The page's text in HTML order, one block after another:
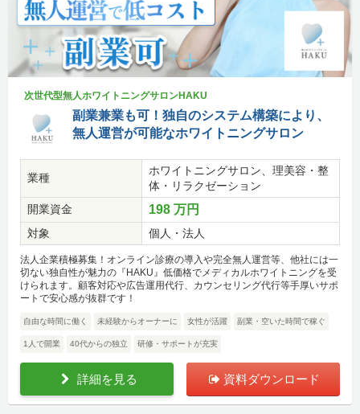
次世代型無人ホワイトニングサロンHAKU
副業兼業も可！独自のシステム構築により、
無人運営が可能なホワイトニングサロン
業種
ホワイトニングサロン、理美容・整
体・リラクゼーション
開業資金
198 万円
対象 個人・法人
法人企業積極募集！オンライン診療の導入や完全無人運営等、他社には一
切ない独自性が魅力の『HAKU』低価格でメディカルホワイトニングを受
けられます。顧客対応や広告運用代行、カウンセリング代行等手厚いサポ
ートで安心感が抜群です！
自由な時間に働く 未経験からオーナーに 女性が活躍 副業・空いた時間で稼ぐ
1人で開業 40代からの独立 研修・サポートが充実
詳細を見る 資料ダウンロード